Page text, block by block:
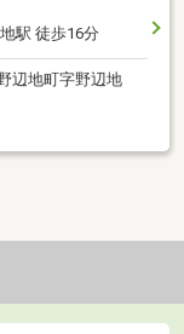
駅 徒歩16分
辺地町字野辺地